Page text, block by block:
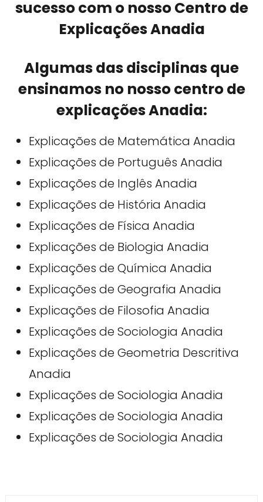
sucesso com o nosso Centro de
Explicações Anadia
Algumas das disciplinas que
ensinamos no nosso centro de
explicações Anadia:
Explicações de Matemática Anadia
Explicações de Português Anadia
Explicações de Inglês Anadia
Explicações de História Anadia
Explicações de Física Anadia
Explicações de Biologia Anadia
Explicações de Química Anadia
Explicações de Geografia Anadia
Explicações de Filosofia Anadia
Explicações de Sociologia Anadia
Explicações de Geometria Descritiva
Anadia
Explicações de Sociologia Anadia
Explicações de Sociologia Anadia
Explicações de Sociologia Anadia